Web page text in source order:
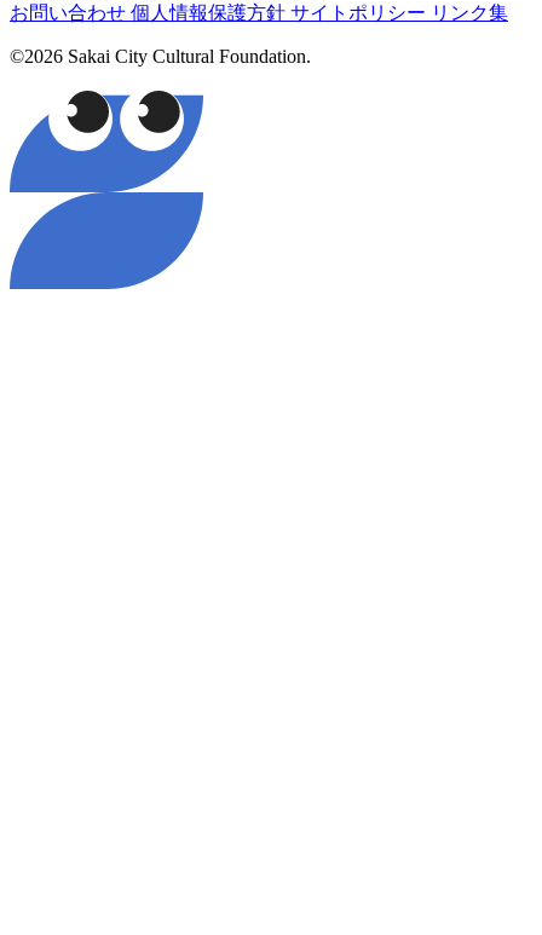
お問い合わせ 個人情報保護方針 サイトポリシー リンク集
©2026 Sakai City Cultural Foundation.